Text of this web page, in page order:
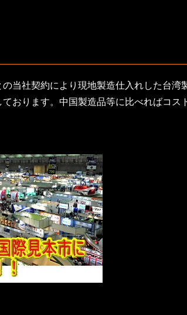
当社契約により現地製造仕入れした台湾
おります。中国製造品等に比べればコス